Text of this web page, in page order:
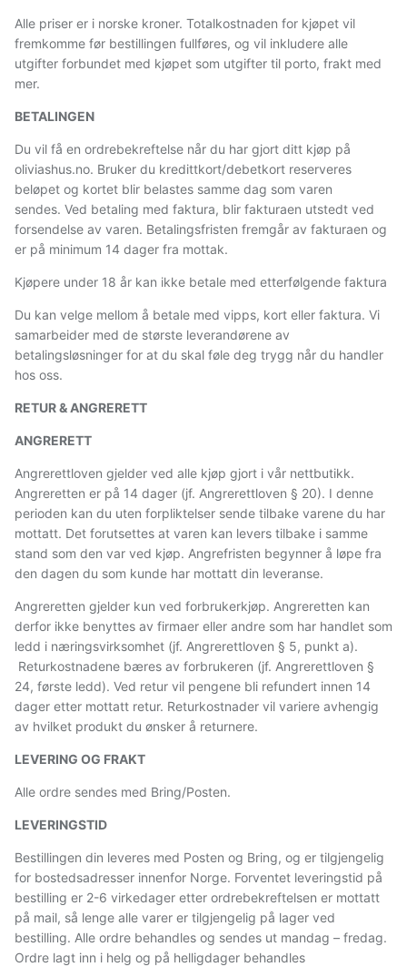
Alle priser er i norske kroner. Totalkostnaden for kjøpet vil
fremkomme før bestillingen fullføres, og vil inkludere alle
utgifter forbundet med kjøpet som utgifter til porto, frakt med
mer.
BETALINGEN
Du vil få en ordrebekreftelse når du har gjort ditt kjøp på
oliviashus.no. Bruker du kredittkort/debetkort reserveres
beløpet og kortet blir belastes samme dag som varen
sendes. Ved betaling med faktura, blir fakturaen utstedt ved
forsendelse av varen. Betalingsfristen fremgår av fakturaen og
er på minimum 14 dager fra mottak.
Kjøpere under 18 år kan ikke betale med etterfølgende faktura
Du kan velge mellom å betale med vipps, kort eller faktura. Vi
samarbeider med de største leverandørene av
betalingsløsninger for at du skal føle deg trygg når du handler
hos oss.
RETUR & ANGRERETT
ANGRERETT
Angrerettloven gjelder ved alle kjøp gjort i vår nettbutikk.
Angreretten er på 14 dager (jf. Angrerettloven § 20). I denne
perioden kan du uten forpliktelser sende tilbake varene du har
mottatt. Det forutsettes at varen kan levers tilbake i samme
stand som den var ved kjøp. Angrefristen begynner å løpe fra
den dagen du som kunde har mottatt din leveranse.
Angreretten gjelder kun ved forbrukerkjøp. Angreretten kan
derfor ikke benyttes av firmaer eller andre som har handlet som
ledd i næringsvirksomhet (jf. Angrerettloven § 5, punkt a).
Returkostnadene bæres av forbrukeren (jf. Angrerettloven §
24, første ledd). Ved retur vil pengene bli refundert innen 14
dager etter mottatt retur. Returkostnader vil variere avhengig
av hvilket produkt du ønsker å returnere.
LEVERING OG FRAKT
Alle ordre sendes med Bring/Posten.
LEVERINGSTID
Bestillingen din leveres med Posten og Bring, og er tilgjengelig
for bostedsadresser innenfor Norge. Forventet leveringstid på
bestilling er 2-6 virkedager etter ordrebekreftelsen er mottatt
på mail, så lenge alle varer er tilgjengelig på lager ved
bestilling. Alle ordre behandles og sendes ut mandag – fredag.
Ordre lagt inn i helg og på helligdager behandles